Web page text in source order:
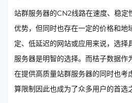
站群服务器的CN2线路在速度、稳定
优势，但同时也存在一定的价格和地
定、低延迟的网站或应用来说，选择
服务器是明智的选择。而桔子数据作
在提供高质量站群服务器的同时也考
算限制因此也成为了众多用户的首选